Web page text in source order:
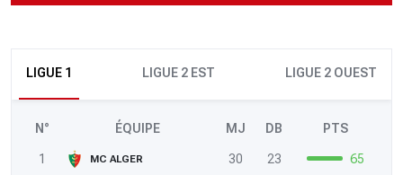
LIGUE 1 LIGUE 2 EST LIGUE 2 OUEST
N° ÉQUIPE MJ DB PTS
1 MC ALGER 30 23
65